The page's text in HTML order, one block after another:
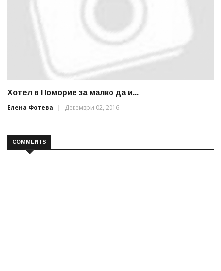
Хотел в Поморие за малко да и...
Елена Фотева
Декември 02, 2016
COMMENTS